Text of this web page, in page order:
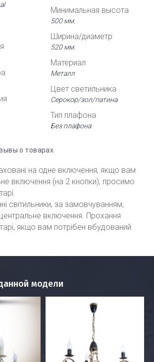
Минимальная высота
500 мм.
Ширина/диаметр
520 мм.
Материал
Металл
Цвет светильника
Серокор/зол/патина
Тип плафона
Без плафона
о товарах
на одне включення, якщо вам
включення (на 2 кнопки), просимо
світильники, за замовчуванням,
включення. Прохання
якщо вам потрібен вбудований
модели